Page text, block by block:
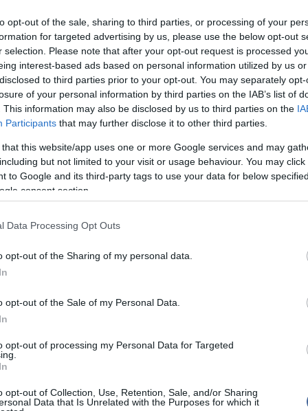
opt-out of the sale, sharing to third parties, or processing of your
for targeted advertising by us, please use the below opt-out
selection. Please note that after your opt-out request is processed
interest-based ads based on personal information utilized by us
to third parties prior to your opt-out. You may separately
of your personal information by third parties on the IAB’s list of
This information may also be disclosed by us to third parties on the
Participants that may further disclose it to other third parties.
that this website/app uses one or more Google services and may
but not limited to your visit or usage behaviour. You may
to Google and its third-party tags to use your data for below
consent section.
Data Processing Opt Outs
opt-out of the Sharing of my personal data.
opt-out of the Sale of my Personal Data.
opt-out of processing my Personal Data for Targeted
opt-out of Collection, Use, Retention, Sale, and/or Sharing
Data that Is Unrelated with the Purposes for which it
+ -
a szilárd anyagokhoz hasonló felbontással
transzmissziós elektronmikroszkóp (TEM) csak úgy
ha a folyadékot valamely más anyagban
szilícium-nitrid vagy szilícium-oxid a
használt anyag, ám ezek csökkentik az
kevésbé tiszta a kép.
olyan apró zsebeket, amelyeket meg lehet
kívánt folyadékkal. Az így előkészített folyékony
tiszta képet állít elő a TEM atomi méretű
tesztelték a kutatók. A technikával pontosan meg
oldatban lejátszódó kristályképződés és
egyetlen réteg szénből álló grafén gyakorlatilag
méretekben.
írások:
20:20
18:19
A
16:21
12:56
a
Nem is
Tanár Úr
AZ